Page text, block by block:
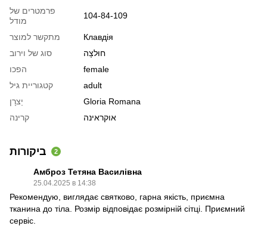
פרמטרים של
מודל
104-84-109
מתקשר למוצר
Клавдія
סוג של וירוב
חוּלצָה
הפכו
female
קטגוריית גיל
adult
יַצרָן
Gloria Romana
קרינה
אוקראינה
ביקורות 2
Амброз Тетяна Василівна
25.04.2025 в 14:38
Рекомендую, виглядає святково, гарна якість, приємна
тканина до тіла. Розмір відповідає розмірній сітці. Приємний
сервіс.